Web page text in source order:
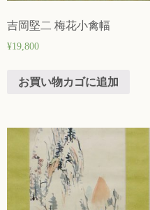
吉岡堅二 梅花小禽幅
¥19,800
お買い物カゴに追加